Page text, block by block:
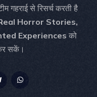
गहराई से रिसर्च करती है
Horror Stories,
Experiences को
सकें।